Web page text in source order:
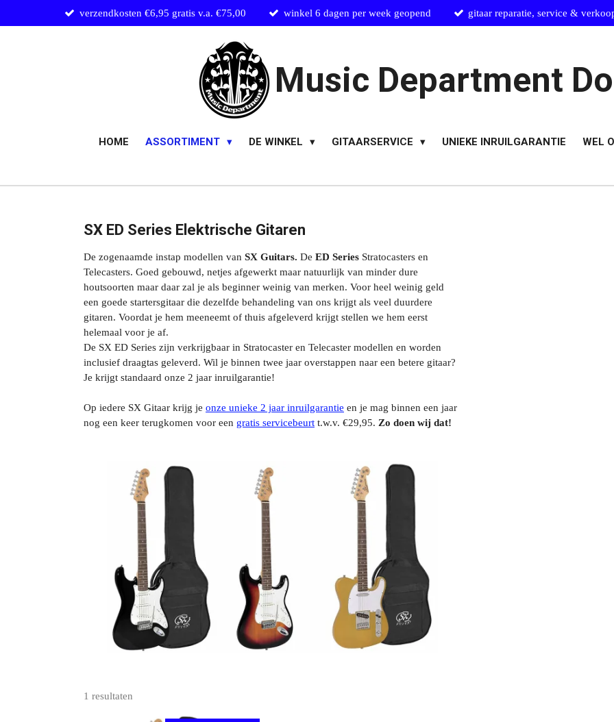
direct
verzendkosten €6,95 gratis v.a. €75,00 winkel 6 dagen per week geopend gitaar reparatie, service &
Music Department
HOME ASSORTIMENT DE WINKEL GITAARSERVICE UNIEKE INRUILGARANTIE
WEL
SX ED Series Elektrische Gitaren
De zogenaamde instap modellen van SX Guitars. De ED Series Stratocasters en
Telecasters. Goed gebouwd, netjes afgewerkt maar natuurlijk van minder dure
houtsoorten maar daar zal je als beginner weinig van merken. Voor heel weinig geld
een goede startersgitaar die dezelfde behandeling van ons krijgt als veel duurdere
gitaren. Voordat je hem meeneemt of thuis afgeleverd krijgt stellen we hem eerst
helemaal voor je af.
De SX ED Series zijn verkrijgbaar in Stratocaster en Telecaster modellen en worden
inclusief draagtas geleverd. Wil je binnen twee jaar overstappen naar een betere gitaar?
Je krijgt standaard onze 2 jaar inruilgarantie!
Op iedere SX Gitaar krijg je onze unieke 2 jaar inruilgarantie en je mag binnen een jaar
nog een keer terugkomen voor een gratis servicebeurt t.w.v. €29,95. Zo doen wij dat!
1 resultaten